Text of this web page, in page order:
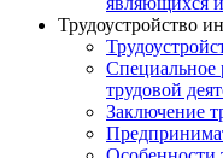
Трудоустройство
Специальное
трудовой
Заключение